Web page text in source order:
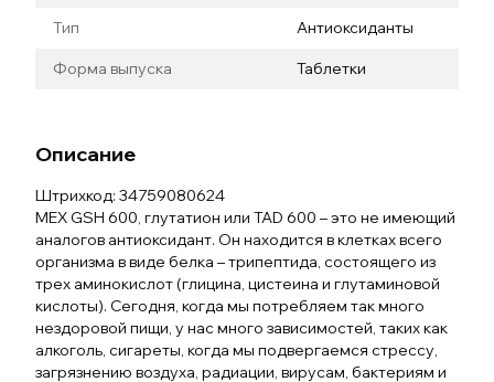
Тип Антиоксиданты
Форма выпуска Таблетки
Описание
Штрихкод: 34759080624
MEX GSH 600, глутатион или TAD 600 – это не имеющий
аналогов антиоксидант. Он находится в клетках всего
организма в виде белка – трипептида, состоящего из
трех аминокислот (глицина, цистеина и глутаминовой
кислоты). Сегодня, когда мы потребляем так много
нездоровой пищи, у нас много зависимостей, таких как
алкоголь, сигареты, когда мы подвергаемся стрессу,
загрязнению воздуха, радиации, вирусам, бактериям и